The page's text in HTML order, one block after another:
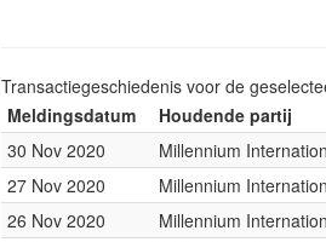
Transactiegeschiedenis voor de
Meldingsdatum
Houdende partij
30 Nov 2020
Millennium
27 Nov 2020
Millennium
26 Nov 2020
Millennium